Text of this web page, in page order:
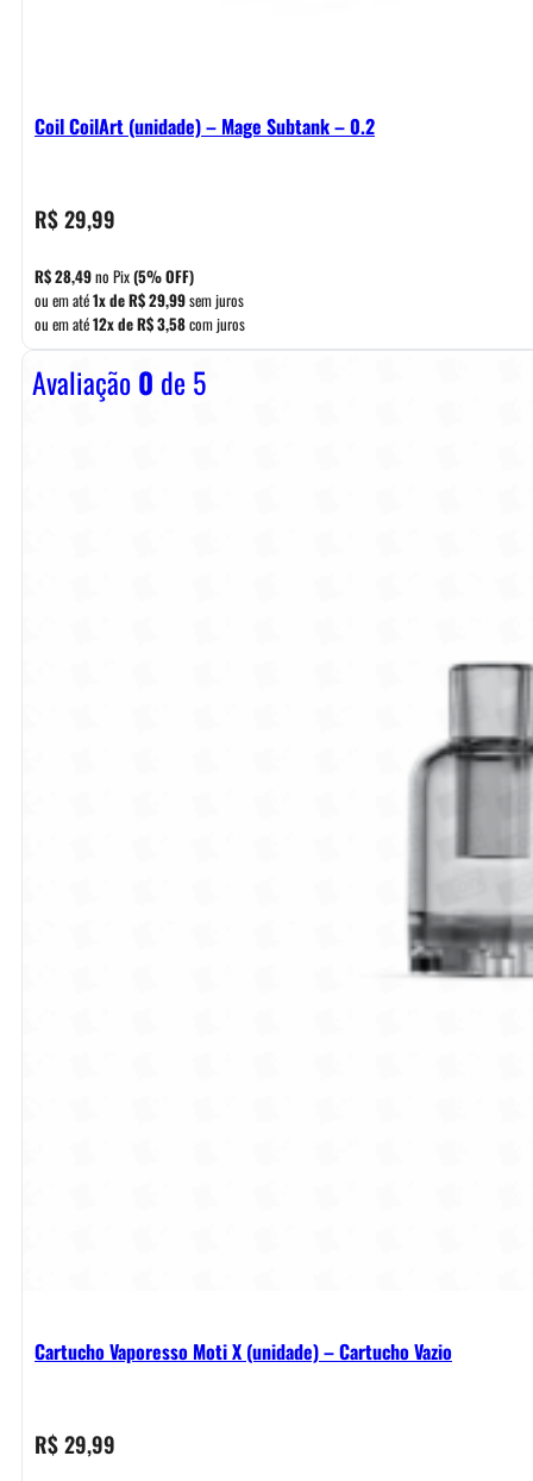
Coil CoilArt (unidade) – Mage Subtank – 0.2
R$29,99
R$28,49no Pix(5% OFF)
ou em até1x deR$29,99sem juros
ou em até12x deR$3,58com juros
Avaliação0 de 5
Cartucho Vaporesso Moti X (unidade) – Cartucho Vazio
R$29,99